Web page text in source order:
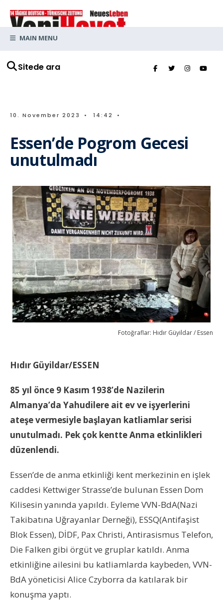
Sitede ara
MAIN MENU
10. November 2023 • 14:42 •
Essen’de Pogrom Gecesi
unutulmadı
Fotoğraflar: Hıdır Güyildar / Essen
Hıdır Güyildar/ESSEN
85 yıl önce 9 Kasım 1938’de Nazilerin
Almanya’da Yahudilere ait ev ve işyerlerini
ateşe vermesiyle başlayan katliamlar serisi
unutulmadı. Pek çok kentte Anma etkinlikleri
düzenlendi.
Essen’de de anma etkinliği kent merkezinin en işlek
caddesi Kettwiger Strasse’de bulunan Essen Dom
Kilisesin yanında yapıldı. Eyleme VVN-BdA(Nazi
Takibatına Uğrayanlar Derneği), ESSQ(Antifaşist
Blok Essen), DİDF, Pax Christi, Antirasismus Telefon,
Die Falken gibi örgüt ve gruplar katıldı. Anma
etkinliğine ailesini bu katliamlarda kaybeden, VVN-
BdA yöneticisi Alice Czyborra da katılarak bir
konuşma yaptı.